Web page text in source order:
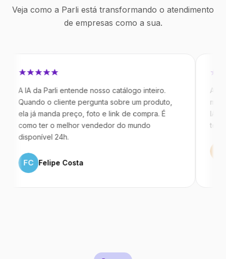
Veja como a Parli está transformando o atendimento
de empresas como a sua.
da Parli entende nosso catálogo inteiro.
o cliente pergunta sobre um produto,
já manda preço, foto e link de compra. É
ter o melhor vendedor do mundo
24h.
Felipe Costa
Antes da
mandavam
IA atende
temos 40%